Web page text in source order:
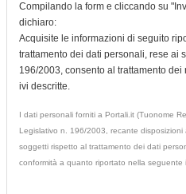
Compilando la form e cliccando su
dichiaro:
Acquisite le informazioni di seguito
trattamento dei dati personali, rese ai
196/2003, consento al trattamento
ivi descritte.
I dati personali forniti a Portali.it (Tuonome
Legislativo n. 196/2003, recante
soggetti rispetto al trattamento dei dati
conformità a quanto riportato nella seguente